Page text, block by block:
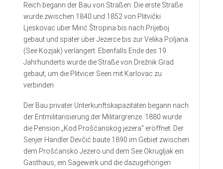
Reich begann der Bau von Straßen. Die erste Straße
wurde zwischen 1840 und 1852 von Plitvički
Ljeskovac über Mirić Štropina bis nach Prijeboj
gebaut und später über Jezerce bis zur Velika Poljana
(See Kozjak) verlängert. Ebenfalls Ende des 19.
Jahrhunderts wurde die Straße von Drežnik Grad
gebaut, um die Plitvicer Seen mit Karlovac zu
verbinden.
Der Bau privater Unterkunftskapazitäten begann nach
der Entmilitarisierung der Militärgrenze. 1880 wurde
die Pension „Kod Prošćanskog jezera“ eröffnet. Der
Senjer Händler Devčić baute 1890 im Gebiet zwischen
dem Prošćansko Jezero und dem See Okrugljak ein
Gasthaus, ein Sägewerk und die dazugehörigen